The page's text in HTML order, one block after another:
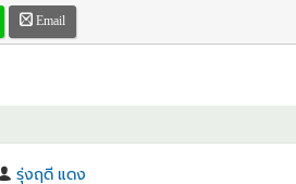
ะดวก ใกล้มอเตอร์เวย์ ทางด่วน รถไฟฟ้า 2 สาย
Email
รุ่งฤดี แดง